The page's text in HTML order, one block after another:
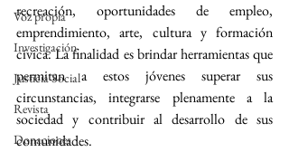
Voz propia
Investigación
Justicia Social
Revista
Donaciones
recreación, oportunidades de empleo,
emprendimiento, arte, cultura y formación
cívica. La finalidad es brindar herramientas que
permitan a estos jóvenes superar sus
circunstancias, integrarse plenamente a la
sociedad y contribuir al desarrollo de sus
comunidades.